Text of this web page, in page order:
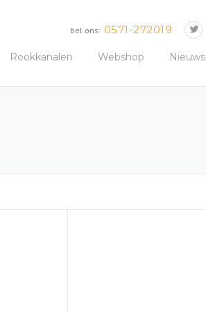
bel ons: 0571-272019
Rookkanalen Webshop Nieuws